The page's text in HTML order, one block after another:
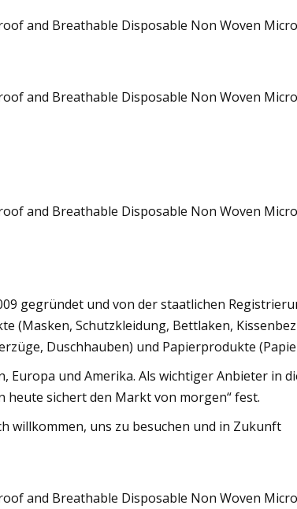
gegründet und von der staatlichen
(Masken, Schutzkleidung, Bettlaken,
Duschhauben) und Papierprodukte
Europa und Amerika. Als wichtiger Anbieter in
heute sichert den Markt von morgen“ fest.
willkommen, uns zu besuchen und in Zukunft